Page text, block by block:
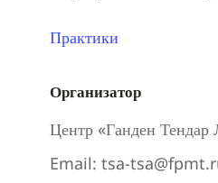
Практики
Организатор
Центр «Ганден Тендар
Email: tsa-